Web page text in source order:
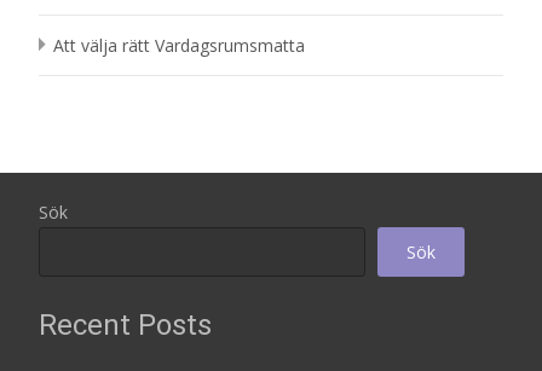
Att välja rätt Vardagsrumsmatta
Sök
Sök
Recent Posts